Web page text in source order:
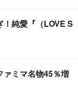
！純愛『（LOVE S
ァミマ名物45％増